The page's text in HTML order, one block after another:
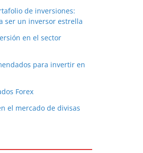
de inversiones:
ser un inversor estrella
en el sector
para invertir en
Forex
el mercado de divisas